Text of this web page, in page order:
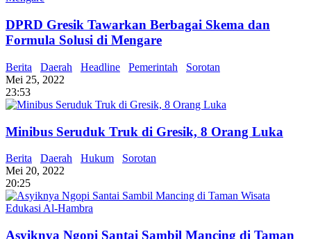
DPRD Gresik Tawarkan Berbagai Skema dan
Formula Solusi di Mengare
Berita Daerah Headline Pemerintah
Sorotan
Mei 25, 2022
23:53
Minibus Seruduk Truk di Gresik, 8 Orang Luka
Berita Daerah Hukum
Sorotan
Mei 20, 2022
20:25
Asyiknya Ngopi Santai Sambil Mancing di Taman